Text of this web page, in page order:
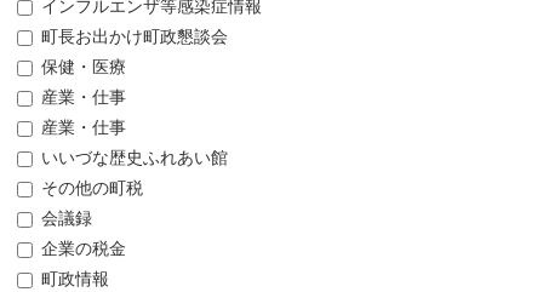
インフルエンザ等感染症情報
町長お出かけ町政懇談会
保健・医療
産業・仕事
産業・仕事
いいづな歴史ふれあい館
その他の町税
会議録
企業の税金
町政情報